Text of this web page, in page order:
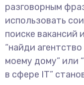
разговорным
использовать
поиске вакансий
“найди
моему дому” или
в сфере IT”